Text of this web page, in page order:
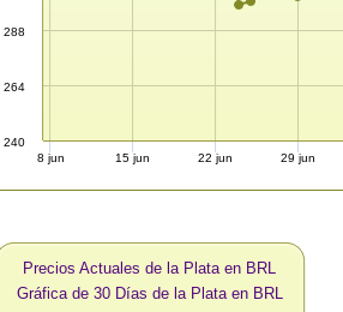
240
264
288
8 jun 15 jun 22 jun 29 jun
Precios Actuales de la Plata en BRL
Gráfica de 30 Días de la Plata en BRL